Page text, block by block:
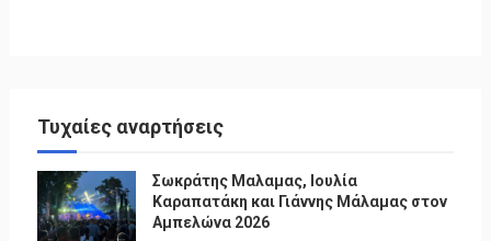
Τυχαίες αναρτήσεις
Σωκράτης Μαλαμας, Ιουλία
Καραπατάκη και Γιάννης Μάλαμας στον
Αμπελώνα 2026